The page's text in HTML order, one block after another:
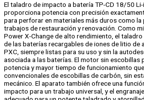
El taladro de impacto a batería TP-CD 18/50 Li-i
proporciona potencia con precisión
para perforar en materiales más duros como la
trabajos de restauración y renovación. Como
Power X-Change de alto rendimiento, el
de las baterías recargables de iones de litio de
PXC, siempre listas para su uso y sin la
asociada a las baterías. El motor sin escobillas
potencia y mayor tiempo de funcionamiento
convencionales de escobillas de carbón, sin
mecánico. El aparato también ofrece una
impacto para un trabajo universal, y el